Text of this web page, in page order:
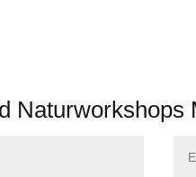
Naturworkshops